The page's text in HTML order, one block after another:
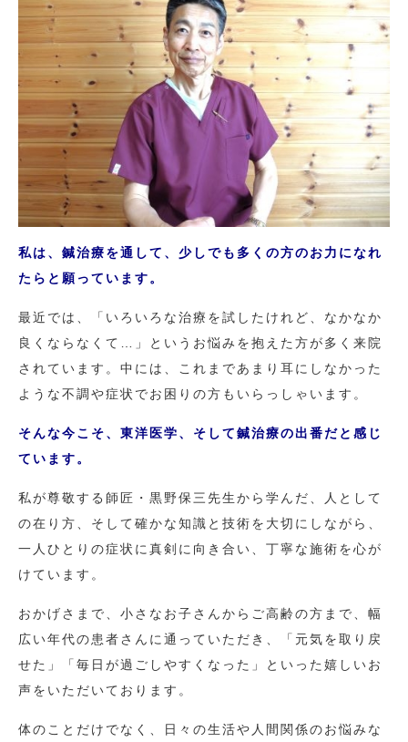
私は、鍼治療を通して、少しでも多くの方のお力になれ
たらと願っています。
最近では、「いろいろな治療を試したけれど、なかなか
良くならなくて…」というお悩みを抱えた方が多く来院
されています。中には、これまであまり耳にしなかった
ような不調や症状でお困りの方もいらっしゃいます。
そんな今こそ、東洋医学、そして鍼治療の出番だと感じ
ています。
私が尊敬する師匠・黒野保三先生から学んだ、人として
の在り方、そして確かな知識と技術を大切にしながら、
一人ひとりの症状に真剣に向き合い、丁寧な施術を心が
けています。
おかげさまで、小さなお子さんからご高齢の方まで、幅
広い年代の患者さんに通っていただき、「元気を取り戻
せた」「毎日が過ごしやすくなった」といった嬉しいお
声をいただいております。
体のことだけでなく、日々の生活や人間関係のお悩みな